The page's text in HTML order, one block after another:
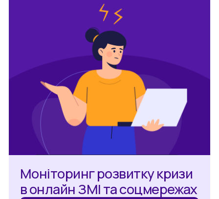
Моніторинг розвитку кризи
в онлайн ЗМІ та соцмережах